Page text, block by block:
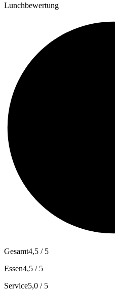
Lunchbewertung
Gesamt4,5 / 5
Essen4,5 / 5
Service5,0 / 5